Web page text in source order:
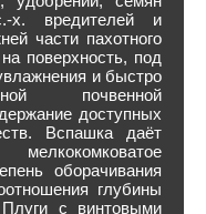
х. вредителей и
части пахотного
поверхность, под
и быстро
почвенной
доступных
Вспашка даёт
оборачивания
глубины
с винтовыми